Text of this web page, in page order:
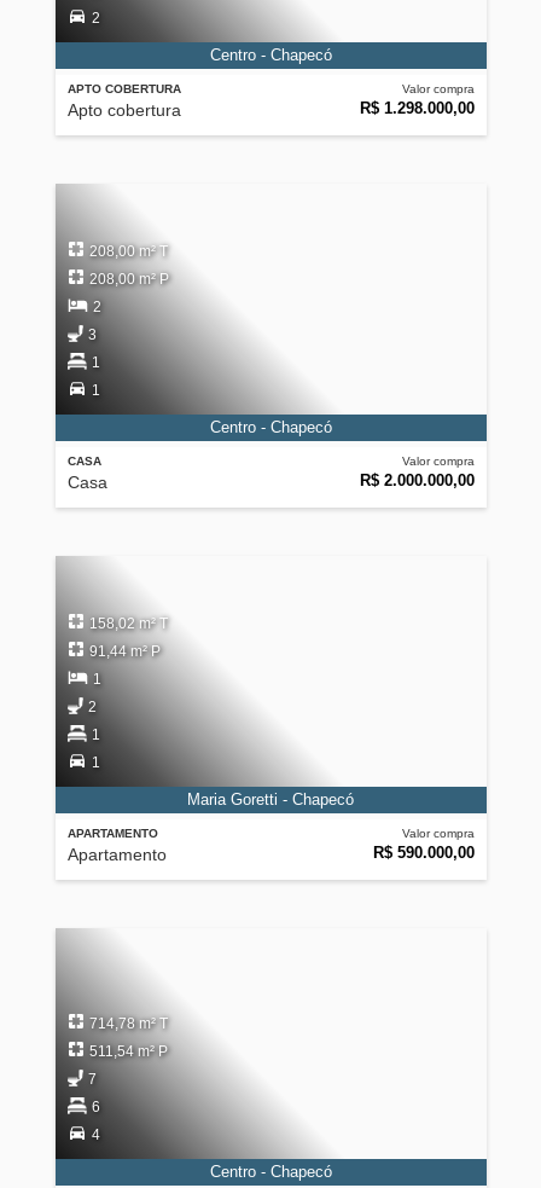
APTO COBERTURA
Apto cobertura
Valor compra
R$ 1.298.000,00
2
Centro - Chapecó
CASA
Casa
Valor compra
R$ 2.000.000,00
208,00 m² T
208,00 m² P
2
3
1
1
Centro - Chapecó
APARTAMENTO
Apartamento
Valor compra
R$ 590.000,00
158,02 m² T
91,44 m² P
1
2
1
1
Maria Goretti - Chapecó
714,78 m² T
511,54 m² P
7
6
4
Centro - Chapecó